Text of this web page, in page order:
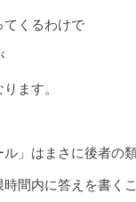
てくるわけで
ます。
」はまさに後者の
間内に答えを書く